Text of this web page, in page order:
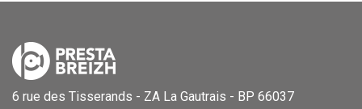
6 rue des Tisserands - ZA La Gautrais - BP 66037